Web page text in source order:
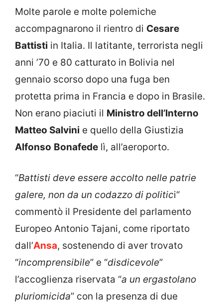
Molte parole e molte polemiche
accompagnarono il rientro di Cesare
Battisti in Italia. Il latitante, terrorista negli
anni ’70 e 80 catturato in Bolivia nel
gennaio scorso dopo una fuga ben
protetta prima in Francia e dopo in Brasile.
Non erano piaciuti il Ministro dell’Interno
Matteo Salvini e quello della Giustizia
Alfonso Bonafede lì, all’aeroporto.
“Battisti deve essere accolto nelle patrie
galere, non da un codazzo di politici“
commentò il Presidente del parlamento
Europeo Antonio Tajani, come riportato
dall’Ansa, sostenendo di aver trovato
“incomprensibile” e “disdicevole”
l’accoglienza riservata “a un ergastolano
pluriomicida” con la presenza di due